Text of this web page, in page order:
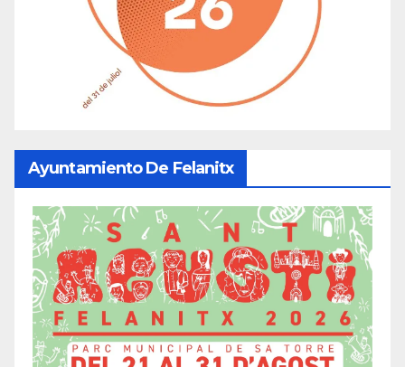
Ayuntamiento De Felanitx